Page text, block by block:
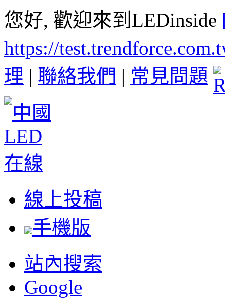
您好, 歡迎來到LEDinside
https://
理 | 聯絡我們 | 常見問題
線上投稿
手機版
站內搜索
Google